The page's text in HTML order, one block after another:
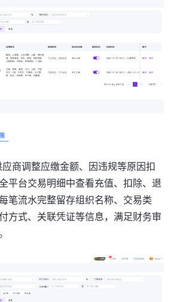
商调整应缴金额、因违规等原因扣
平台交易明细中查看充值、扣除、退
笔流水完整留存组织名称、交易类
方式、关联凭证等信息，满足财务审